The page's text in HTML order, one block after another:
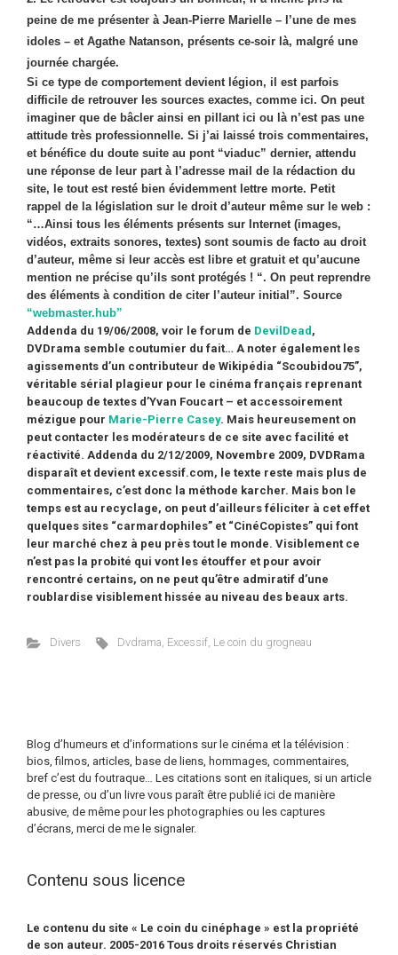
peine de me présenter à Jean-Pierre Marielle – l’une de mes
idoles – et Agathe Natanson, présents ce-soir là, malgré une
journée chargée.
Si ce type de comportement devient légion, il est parfois
difficile de retrouver les sources exactes, comme ici. On peut
imaginer que de bâcler ainsi en pillant ici ou là n’est pas une
attitude très professionnelle. Si j’ai laissé trois commentaires,
et bénéfice du doute suite au pont “viaduc” dernier, attendu
une réponse de leur part à l’adresse mail de la rédaction du
site, le tout est resté bien évidemment lettre morte. Petit
rappel de la législation sur le droit d’auteur même sur le web :
“…Ainsi tous les éléments présents sur Internet (images,
vidéos, extraits sonores, textes) sont soumis de facto au droit
d’auteur, même si leur accès est libre et gratuit et qu’aucune
mention ne précise qu’ils sont protégés ! “. On peut reprendre
des éléments à condition de citer l’auteur initial”. Source
“webmaster.hub”
Addenda du 19/06/2008, voir le forum de DevilDead ,
DVDrama semble coutumier du fait… A noter également les
agissements d’un contributeur de Wikipédia “Scoubidou75”,
véritable sérial plagieur pour le cinéma français reprenant
beaucoup de textes d’Yvan Foucart – et accessoirement
mézigue pour Marie-Pierre Casey. Mais heureusement on
peut contacter les modérateurs de ce site avec facilité et
réactivité. Addenda du 2/12/2009, Novembre 2009, DVDRama
disparaît et devient excessif.com, le texte reste mais plus de
commentaires, c’est donc la méthode karcher. Mais bon le
temps est au recyclage, on peut d’ailleurs féliciter à cet effet
quelques sites “carmardophiles” et “CinéCopistes” qui font
leur marché chez à peu près tout le monde. Visiblement ce
n’est pas la probité qui vont les étouffer et pour avoir
rencontré certains, on ne peut qu’être admiratif d’une
roublardise visiblement hissée au niveau des beaux arts.
Divers Dvdrama, Excessif, Le coin du grogneau
Blog d’humeurs et d’informations sur le cinéma et la télévision :
bios, filmos, articles, base de liens, hommages, commentaires,
bref c’est du foutraque… Les citations sont en italiques, si un article
de presse, ou d’un livre vous paraît être publié ici de manière
abusive, de même pour les photographies ou les captures
d’écrans, merci de me le signaler.
Contenu sous licence
Le contenu du site « Le coin du cinéphage » est la propriété
de son auteur. 2005-2016 Tous droits réservés Christian